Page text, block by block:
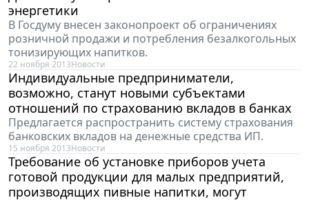
энергетики
В Госдуму внесен законопроект об ограничениях
розничной продажи и потребления безалкогольных
тонизирующих напитков.
22 ноября 2013Новости
Индивидуальные предприниматели,
возможно, станут новыми субъектами
отношений по страхованию вкладов в банках
Предлагается распространить систему страхования
банковских вкладов на денежные средства ИП.
15 ноября 2013Новости
Требование об установке приборов учета
готовой продукции для малых предприятий,
производящих пивные напитки, могут